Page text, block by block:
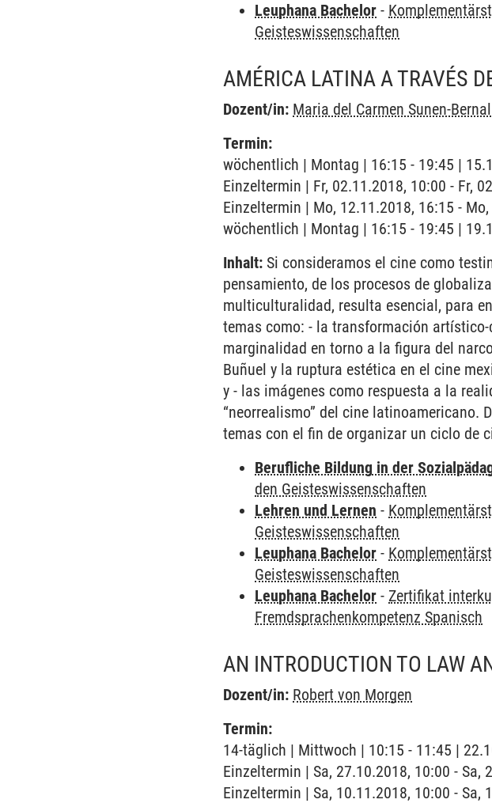
Leuphana Bachelor -
Geisteswissenschaften
AMÉRICA LATINA A TRAVÉS
Dozent/in: Maria del Carmen Sunen-Bernal
Termin:
wöchentlich | Montag | 16:15 - 19:45 |
Einzeltermin | Fr, 02.11.2018, 10:00 - Fr,
Einzeltermin | Mo, 12.11.2018, 16:15 -
wöchentlich | Montag | 16:15 - 19:45 |
Inhalt: Si consideramos el cine como
pensamiento, de los procesos de
multiculturalidad, resulta esencial, para
temas como: - la transformación
marginalidad en torno a la figura del
Buñuel y la ruptura estética en el cine
y - las imágenes como respuesta a la
“neorrealismo” del cine latinoamericano.
temas con el fin de organizar un ciclo de
Berufliche Bildung in der
den Geisteswissenschaften
Lehren und Lernen -
Geisteswissenschaften
Leuphana Bachelor -
Geisteswissenschaften
Leuphana Bachelor - Zertifikat
Fremdsprachenkompetenz Spanisch
AN INTRODUCTION TO LAW
Dozent/in: Robert von Morgen
Termin:
14-täglich | Mittwoch | 10:15 - 11:45 |
Einzeltermin | Sa, 27.10.2018, 10:00 - Sa,
Einzeltermin | Sa, 10.11.2018, 10:00 - Sa,